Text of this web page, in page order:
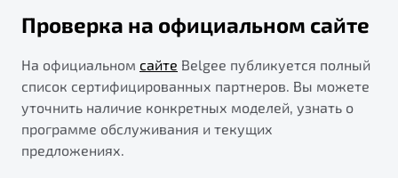
Проверка на официальном сайте
На официальном сайте Belgee публикуется полный
список сертифицированных партнеров. Вы можете
уточнить наличие конкретных моделей, узнать о
программе обслуживания и текущих
предложениях.